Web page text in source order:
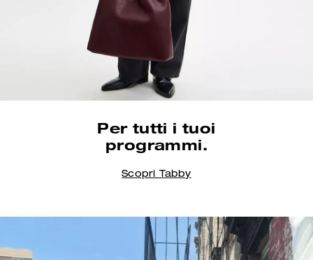
per tutta l’estate.
Per tutti i tuoi
programmi.
Scopri Tabby